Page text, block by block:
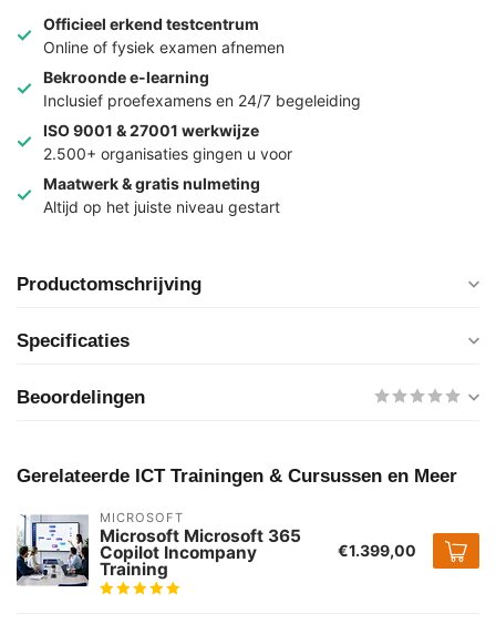
Officieel erkend testcentrum
Online of fysiek examen afnemen
Bekroonde e-learning
Inclusief proefexamens en 24/7 begeleiding
ISO 9001 & 27001 werkwijze
2.500+ organisaties gingen u voor
Maatwerk & gratis nulmeting
Altijd op het juiste niveau gestart
Productomschrijving
Specificaties
Beoordelingen
Gerelateerde ICT Trainingen & Cursussen en Meer
MICROSOFT
Microsoft Microsoft 365
Copilot Incompany
Training
€1.399,00